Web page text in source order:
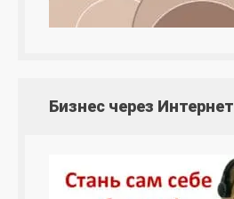
Бизнес через Интернет